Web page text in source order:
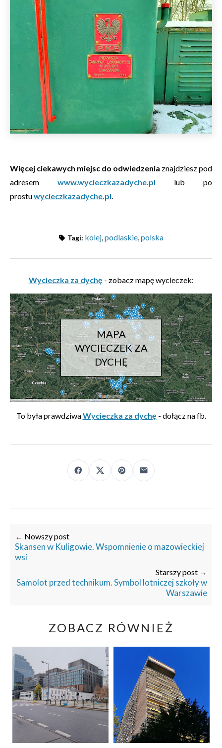
Więcej ciekawych miejsc do odwiedzenia znajdziesz pod
adresem www.wycieczkazadyche.pl lub po
prostuwycieczkazadyche.pl.
Tagi: kolej,podlaskie,polska
Wycieczka za dychę - zobacz mapę wycieczek:
MAPA
WYCIECZEK ZA
DYCHĘ
To była prawdziwaWycieczka za dychę - dołącz na fb.
← Nowszy post
Skansen w Kuligowie. Wspomnienie o mazowieckiej
wsi
Starszy post →
Samolot przed technikum. Symbol lotniczej szkoły w
Warszawie
ZOBACZ RÓWNIEŻ